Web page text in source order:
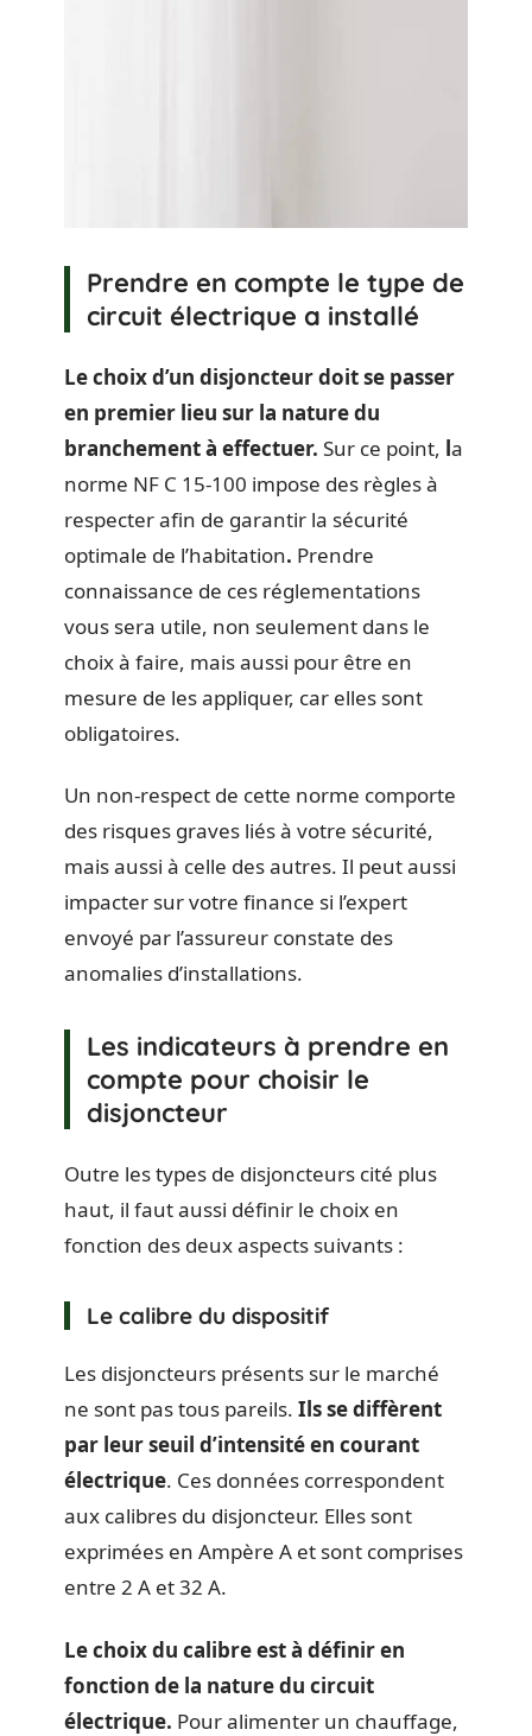
Prendre en compte le type de
circuit électrique a installé
Le choix d’un disjoncteur doit se passer
en premier lieu sur la nature du
branchement à effectuer. Sur ce point, la
norme NF C 15-100 impose des règles à
respecter afin de garantir la sécurité
optimale de l’habitation. Prendre
connaissance de ces réglementations
vous sera utile, non seulement dans le
choix à faire, mais aussi pour être en
mesure de les appliquer, car elles sont
obligatoires.
Un non-respect de cette norme comporte
des risques graves liés à votre sécurité,
mais aussi à celle des autres. Il peut aussi
impacter sur votre finance si l’expert
envoyé par l’assureur constate des
anomalies d’installations.
Les indicateurs à prendre en
compte pour choisir le
disjoncteur
Outre les types de disjoncteurs cité plus
haut, il faut aussi définir le choix en
fonction des deux aspects suivants :
Le calibre du dispositif
Les disjoncteurs présents sur le marché
ne sont pas tous pareils. Ils se diffèrent
par leur seuil d’intensité en courant
électrique. Ces données correspondent
aux calibres du disjoncteur. Elles sont
exprimées en Ampère A et sont comprises
entre 2 A et 32 A.
Le choix du calibre est à définir en
fonction de la nature du circuit
électrique. Pour alimenter un chauffage,